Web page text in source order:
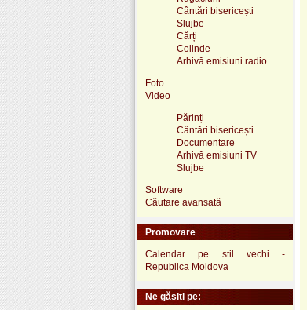
Cântări bisericești
Slujbe
Cărți
Colinde
Arhivă emisiuni radio
Foto
Video
Părinți
Cântări bisericești
Documentare
Arhivă emisiuni TV
Slujbe
Software
Căutare avansată
Promovare
Calendar pe stil vechi -
Republica Moldova
Ne găsiți pe: